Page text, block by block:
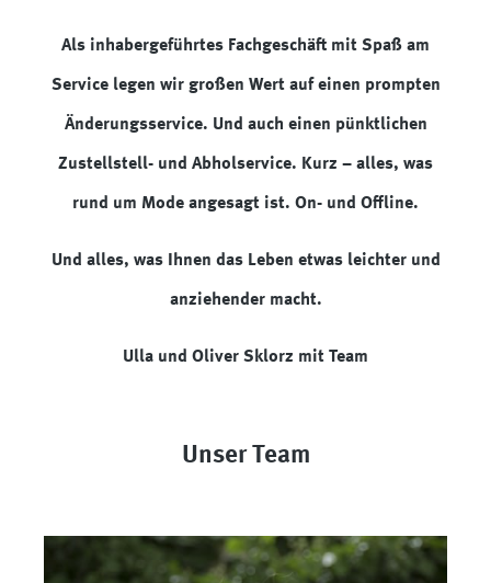
Als inhabergeführtes Fachgeschäft mit Spaß am
Service legen wir großen Wert auf einen prompten
Änderungsservice. Und auch einen pünktlichen
Zustellstell- und Abholservice. Kurz – alles, was
rund um Mode angesagt ist. On- und Offline.
Und alles, was Ihnen das Leben etwas leichter und
anziehender macht.
Ulla und Oliver Sklorz mit Team
Unser Team